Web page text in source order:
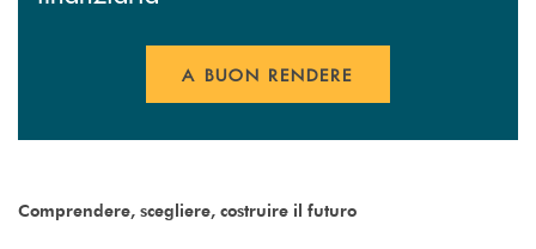
A BUON RENDERE
Comprendere, scegliere, costruire il futuro